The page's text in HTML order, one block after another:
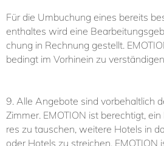
Für die Um­bu­chung ei­nes be­reits
ent­hal­tes wird ei­ne
chung in Rech­nung ge­stellt.
be­dingt im Vor­hin­ein zu ver­stän­di­gen.
9. Al­le An­ge­bo­te sind vor­be­halt­lich
Zim­mer. EMO­TI­ON ist be­rech­tigt,
res zu tau­schen, wei­te­re Ho­tels in
oder Ho­tels zu strei­chen. EMO­TI­ON